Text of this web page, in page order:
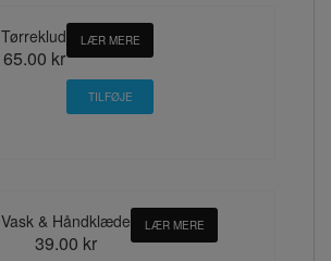
Tørreklud
65.00 kr
LÆR MERE
Vask & Håndklæde
39.00 kr
LÆR MERE